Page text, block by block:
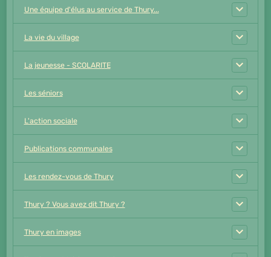
Une équipe d'élus au service de Thury...
La vie du village
La jeunesse - SCOLARITE
Les séniors
L'action sociale
Publications communales
Les rendez-vous de Thury
Thury ? Vous avez dit Thury ?
Thury en images